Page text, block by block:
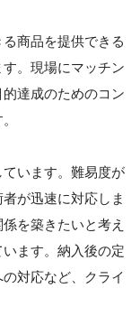
商品を提供できる
。現場にマッチン
達成のためのコン
います。難易度が
が迅速に対応しま
を築きたいと考え
ます。納入後の定
対応など、クライ